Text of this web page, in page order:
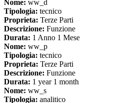
Nome: ww_d
Tipologia: tecnico
Proprieta: Terze Parti
Descrizione: Funzione
Durata: 1 Anno 1 Mese
Nome: ww_p
Tipologia: tecnico
Proprieta: Terze Parti
Descrizione: Funzione
Durata: 1 year 1 month
Nome: ww_s
Tipologia: analitico